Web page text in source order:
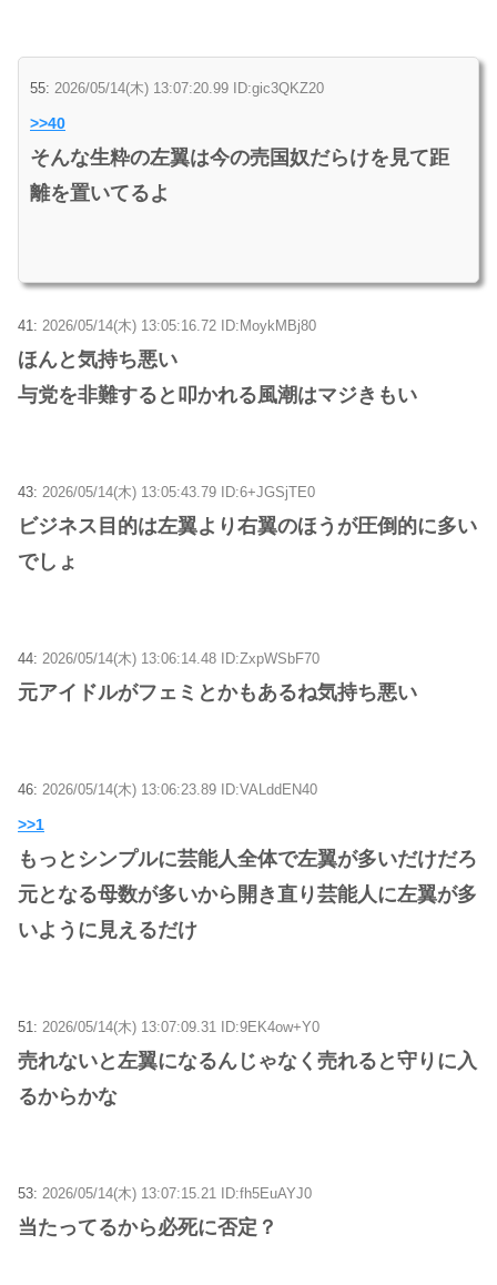
55: 2026/05/14(木) 13:07:20.99 ID:gic3QKZ20
>>40
そんな生粋の左翼は今の売国奴だらけを見て距
離を置いてるよ
41: 2026/05/14(木) 13:05:16.72 ID:MoykMBj80
ほんと気持ち悪い
与党を非難すると叩かれる風潮はマジきもい
43: 2026/05/14(木) 13:05:43.79 ID:6+JGSjTE0
ビジネス目的は左翼より右翼のほうが圧倒的に多い
でしょ
44: 2026/05/14(木) 13:06:14.48 ID:ZxpWSbF70
元アイドルがフェミとかもあるね気持ち悪い
46: 2026/05/14(木) 13:06:23.89 ID:VALddEN40
>>1
もっとシンプルに芸能人全体で左翼が多いだけだろ
元となる母数が多いから開き直り芸能人に左翼が多
いように見えるだけ
51: 2026/05/14(木) 13:07:09.31 ID:9EK4ow+Y0
売れないと左翼になるんじゃなく売れると守りに入
るからかな
53: 2026/05/14(木) 13:07:15.21 ID:fh5EuAYJ0
当たってるから必死に否定？